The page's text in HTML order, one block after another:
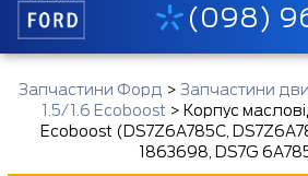
(098)
Запчастини Форд >Запчастини
1.5/1.6 Ecoboost > Корпус
Ecoboost (DS7Z6A785C,
1863698, DS7G